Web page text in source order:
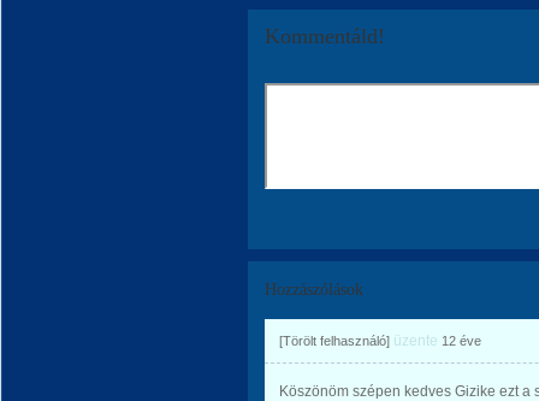
Kommentáld!
Hozzászólások
[Törölt felhasználó] üzente 12 éve
Köszönöm szépen kedves Gizike ezt